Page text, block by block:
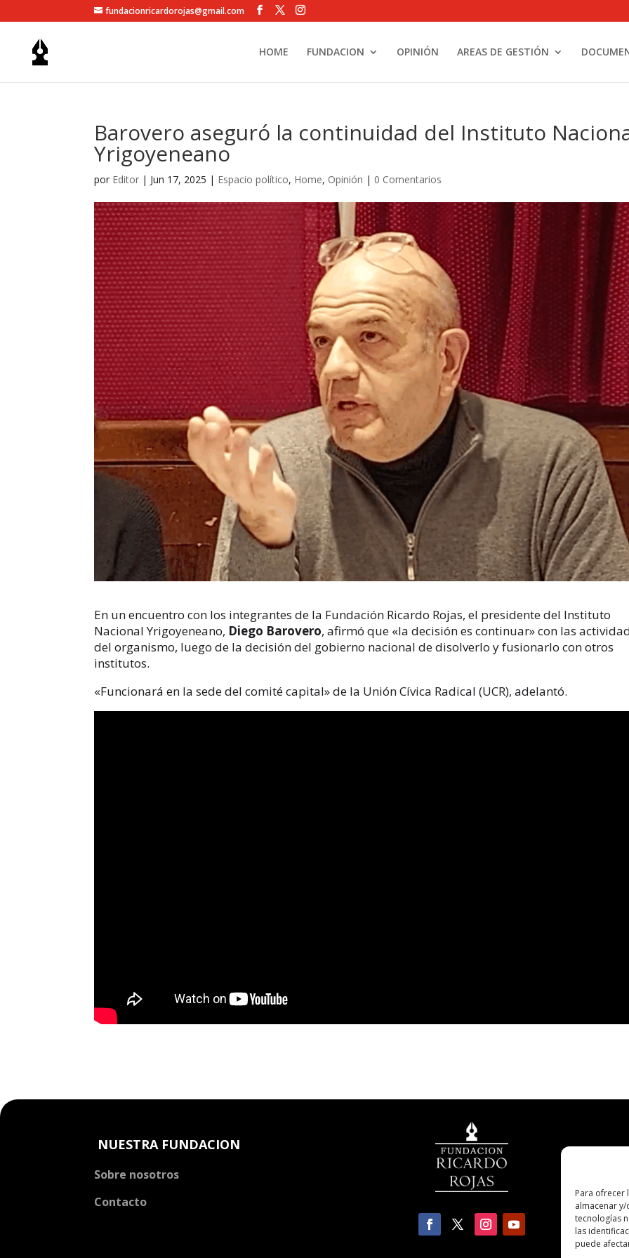
Para ofrecer
almacenar
tecnologías
las
puede
fundacionricardorojas@gmail.com
HOME FUNDACION OPINIÓN AREAS DE GESTIÓN
Barovero aseguró la continuidad del Instituto
Yrigoyeneano
por Editor | Jun 17, 2025 | Espacio político, Home, Opinión | 0 Comentarios
En un encuentro con los integrantes de la Fundación Ricardo Rojas, el presidente del Instituto
Nacional Yrigoyeneano, Diego Barovero, afirmó que «la decisión es continuar» con las
del organismo, luego de la decisión del gobierno nacional de disolverlo y fusionarlo con otros
institutos.
«Funcionará en la sede del comité capital» de la Unión Cívica Radical (UCR), adelantó.
NUESTRA FUNDACION
Sobre nosotros
Contacto